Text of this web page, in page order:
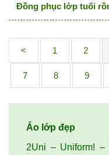
Đồng phục lớp tuổi
< 1 2
7 8 9
Áo lớp đẹp
2Uni – Uniform!